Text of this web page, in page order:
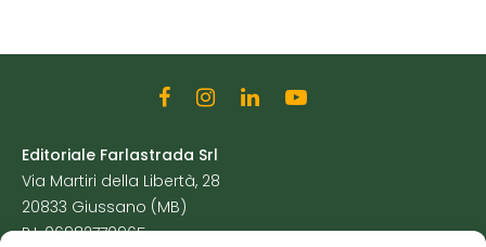
Editoriale Farlastrada Srl
Via Martiri della Libertà, 28
20833 Giussano (MB)
P.I. 06982770965